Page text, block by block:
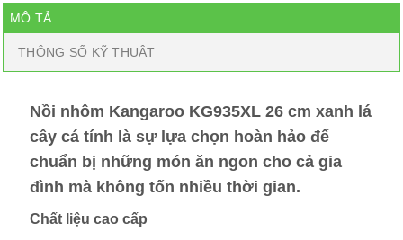
MÔ TẢ
THÔNG SỐ KỸ THUẬT
Nồi nhôm Kangaroo KG935XL 26 cm xanh lá
cây cá tính là sự lựa chọn hoàn hảo để
chuẩn bị những món ăn ngon cho cả gia
đình mà không tốn nhiều thời gian.
Chất liệu cao cấp